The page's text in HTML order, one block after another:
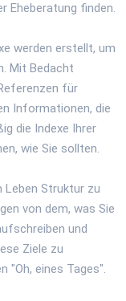
Eheberatung finden.
werden erstellt, um
Mit Bedacht
für
Informationen, die
die Indexe Ihrer
wie Sie sollten.
Leben Struktur zu
von dem, was Sie
und
Ziele zu
"Oh, eines Tages".